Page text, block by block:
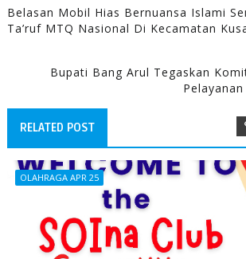
Belasan Mobil Hias Bernuansa Islami
Ta’ruf MTQ Nasional Di Kecamatan
Bupati Bang Arul Tegaskan
RELATED POST
OLAHRAGA APR 25